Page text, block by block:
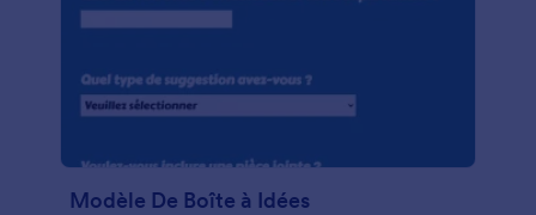
Modèle De Boîte à Idées